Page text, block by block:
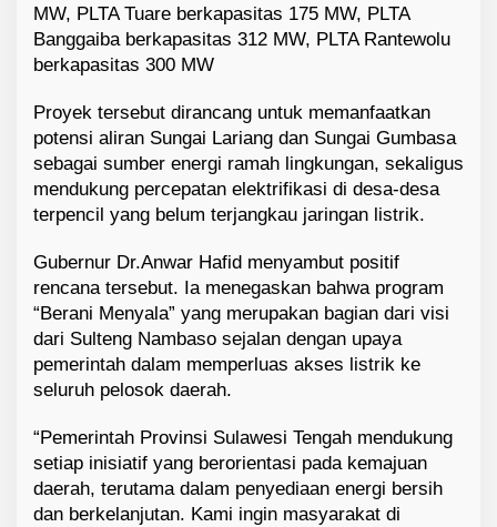
MW, PLTA Tuare berkapasitas 175 MW, PLTA
Banggaiba berkapasitas 312 MW, PLTA Rantewolu
berkapasitas 300 MW
Proyek tersebut dirancang untuk memanfaatkan
potensi aliran Sungai Lariang dan Sungai Gumbasa
sebagai sumber energi ramah lingkungan, sekaligus
mendukung percepatan elektrifikasi di desa-desa
terpencil yang belum terjangkau jaringan listrik.
Gubernur Dr.Anwar Hafid menyambut positif
rencana tersebut. Ia menegaskan bahwa program
“Berani Menyala” yang merupakan bagian dari visi
dari Sulteng Nambaso sejalan dengan upaya
pemerintah dalam memperluas akses listrik ke
seluruh pelosok daerah.
“Pemerintah Provinsi Sulawesi Tengah mendukung
setiap inisiatif yang berorientasi pada kemajuan
daerah, terutama dalam penyediaan energi bersih
dan berkelanjutan. Kami ingin masyarakat di